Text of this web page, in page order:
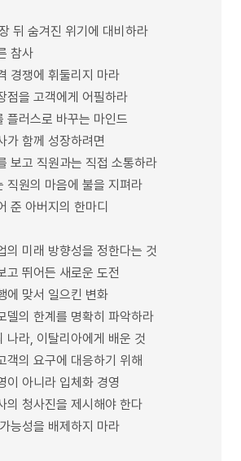
뒤 숨겨진 위기에 대비하라
참사
경쟁에 휘둘리지 마라
점을 고객에게 어필하라
플러스로 바꾸는 마인드
가 함께 성장하려면
보고 직원과는 직접 소통하라
직원의 마음에 불을 지펴라
준 아버지의 한마디
의 미래 방향성을 정한다는 것
고 뛰어든 새로운 도전
에 맞서 일으킨 변화
델의 한계를 명확히 파악하라
나라, 이탈리아에게 배운 것
객의 요구에 대응하기 위해
이 아니라 입체화 경영
의 청사진을 제시해야 한다
능성을 배제하지 마라